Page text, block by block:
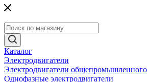
Каталог
Электродвигатели
Электродвигатели общепромышленного
Однофазные электродвигатели